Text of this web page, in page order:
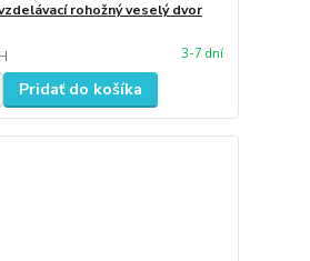
rohožný veselý dvor
3-7 dní
Pridať do košíka